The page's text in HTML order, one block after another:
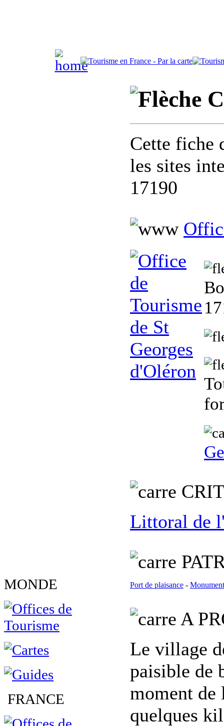
MONDE
FRANCE
Cette fiche
les sites
17190
C
Littoral de
Port de plaisance -
A
Le village
paisible de
moment
quelques